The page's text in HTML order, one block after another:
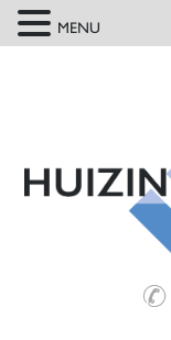
MENU